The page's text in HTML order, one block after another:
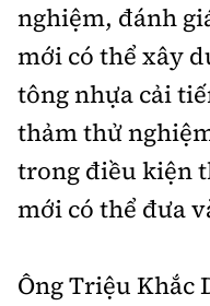
nghiệm, đánh
mới có thể xây
tông nhựa cải
thảm thử
trong điều kiện
mới có thể đưa
Ông Triệu Khắc